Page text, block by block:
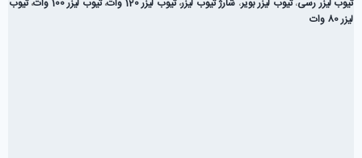
تیوب لیزر رسی،تیوب لیزر بویر، شارژ تیوب لیزر،تیوب لیزر 120 وات ،تیوب لیزر 100 وات ،تیوب
لیزر 80 وات